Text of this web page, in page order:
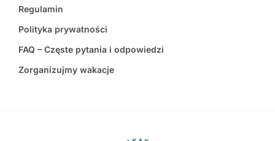
Regulamin
Polityka prywatności
FAQ – Częste pytania i odpowiedzi
Zorganizujmy wakacje